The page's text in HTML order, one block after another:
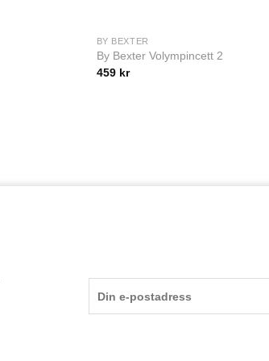
BY BEXTER
By Bexter Volympincett 2
459 kr